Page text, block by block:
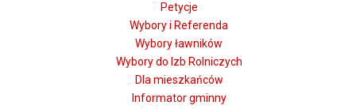
Petycje
Wybory i Referenda
Wybory ławników
Wybory do Izb Rolniczych
Dla mieszkańców
Informator gminny